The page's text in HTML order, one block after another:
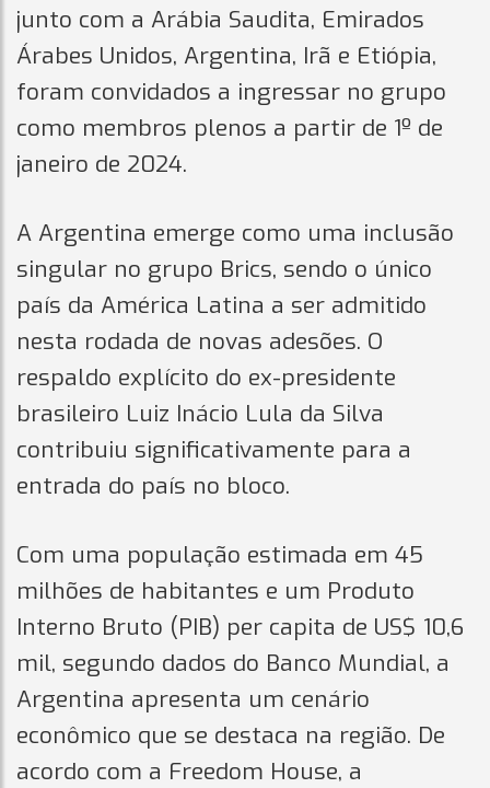
junto com a Arábia Saudita, Emirados
Árabes Unidos, Argentina, Irã e Etiópia,
foram convidados a ingressar no grupo
como membros plenos a partir de 1º de
janeiro de 2024.
A Argentina emerge como uma inclusão
singular no grupo Brics, sendo o único
país da América Latina a ser admitido
nesta rodada de novas adesões. O
respaldo explícito do ex-presidente
brasileiro Luiz Inácio Lula da Silva
contribuiu significativamente para a
entrada do país no bloco.
Com uma população estimada em 45
milhões de habitantes e um Produto
Interno Bruto (PIB) per capita de US$ 10,6
mil, segundo dados do Banco Mundial, a
Argentina apresenta um cenário
econômico que se destaca na região. De
acordo com a Freedom House, a